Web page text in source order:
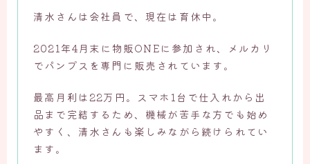
清水さんは会社員で、現在は育休中。
2021年4月末に物販ONEに参加され、メルカリ
でパンプスを専門に販売されています。
最高月利は22万円。スマホ1台で仕入れから出
品まで完結するため、機械が苦手な方でも始め
やすく、清水さんも楽しみながら続けられてい
ます。